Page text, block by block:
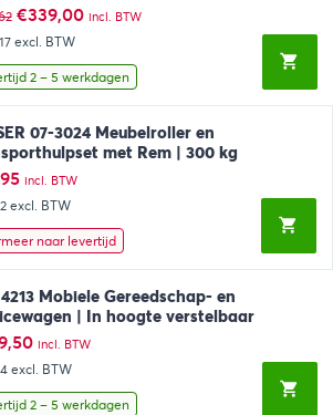
Oorspronkelijke
prijs
was:
€487,62.
€339,00Huidige
€339,00.
incl. BTW
excl. BTW
2 – 5 werkdagen
07-3024 Meubelroller en
met Rem | 300 kg
incl. BTW
excl. BTW
naar levertijd
4213 Mobiele Gereedschap- en
| In hoogte verstelbaar
incl. BTW
excl. BTW
2 – 5 werkdagen